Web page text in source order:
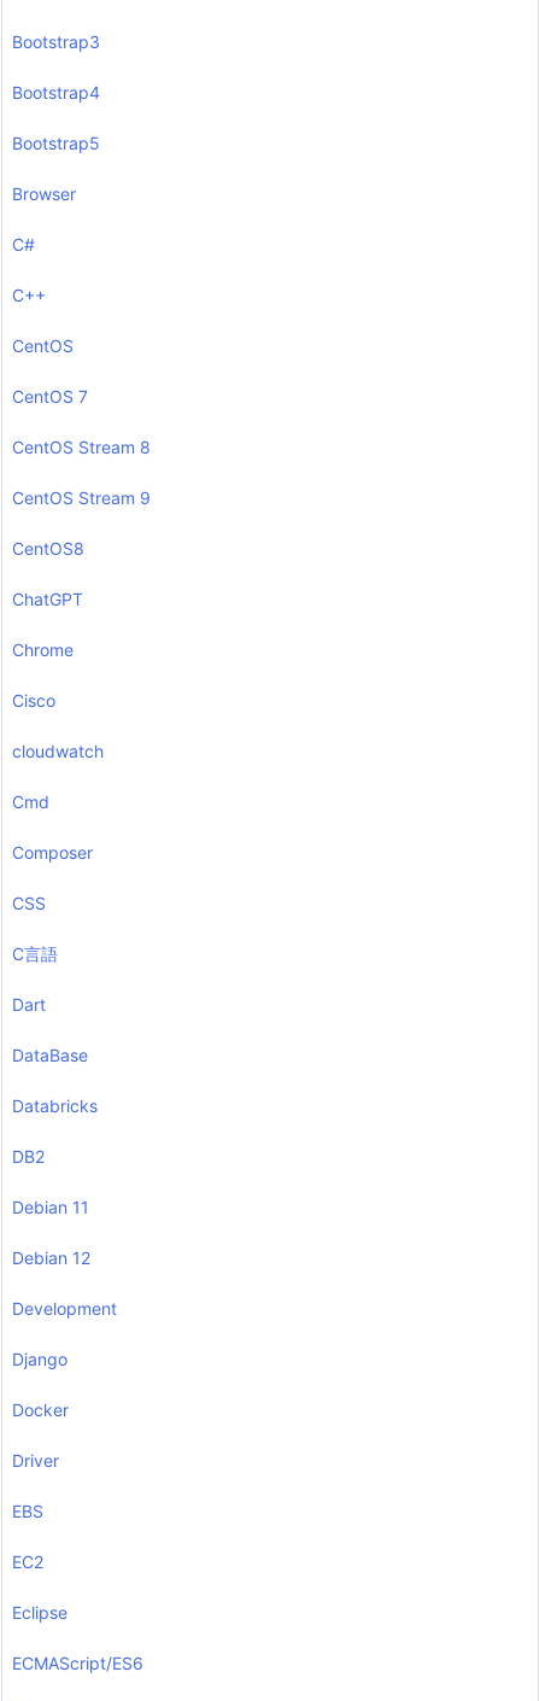
Bootstrap3
Bootstrap4
Bootstrap5
Browser
C#
C++
CentOS
CentOS 7
CentOS Stream 8
CentOS Stream 9
CentOS8
ChatGPT
Chrome
Cisco
cloudwatch
Cmd
Composer
CSS
C言語
Dart
DataBase
Databricks
DB2
Debian 11
Debian 12
Development
Django
Docker
Driver
EBS
EC2
Eclipse
ECMAScript/ES6